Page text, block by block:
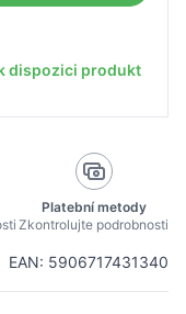
EAN: 5906717431340
dispozici produkt
Platební metody
Zkontrolujte podrobnosti